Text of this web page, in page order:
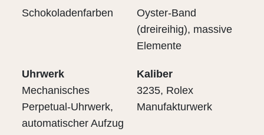
Schokoladenfarben
Oyster-Band
(dreireihig), massive
Elemente
Uhrwerk
Mechanisches
Perpetual-Uhrwerk,
automatischer Aufzug
Kaliber
3235, Rolex
Manufakturwerk